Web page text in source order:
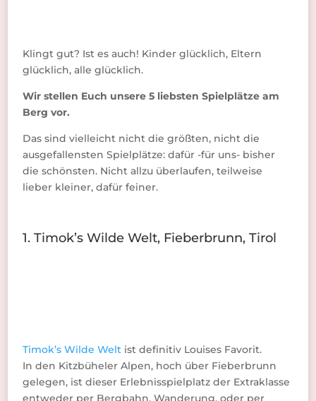
Klingt gut? Ist es auch! Kinder glücklich, Eltern
glücklich, alle glücklich.
Wir stellen Euch unsere 5 liebsten Spielplätze am
Berg vor.
Das sind vielleicht nicht die größten, nicht die
ausgefallensten Spielplätze: dafür -für uns- bisher
die schönsten. Nicht allzu überlaufen, teilweise
lieber kleiner, dafür feiner.
1. Timok’s Wilde Welt, Fieberbrunn, Tirol
Timok’s Wilde Welt ist definitiv Louises Favorit.
In den Kitzbüheler Alpen, hoch über Fieberbrunn
gelegen, ist dieser Erlebnisspielplatz der Extraklasse
entweder per Bergbahn, Wanderung, oder per